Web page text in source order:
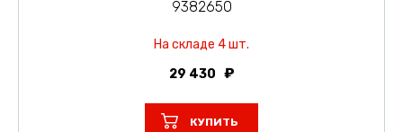
9382650
На складе 4 шт.
29 430
КУПИТЬ